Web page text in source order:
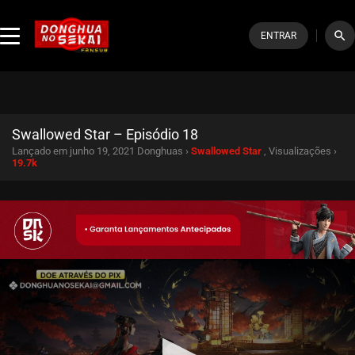
ENTRAR search
Swallowed Star – Episódio 18
Lançado em junho 19, 2021 Donghuas › Swallowed Star , Visualizações ›
19.7k